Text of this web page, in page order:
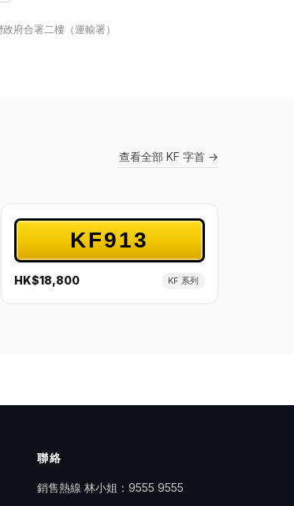
府合署二樓（運輸署）
查看全部 KF 字首 →
KF913
HK$18,800 KF 系列
聯絡
銷售熱線 林小姐：9555 9555